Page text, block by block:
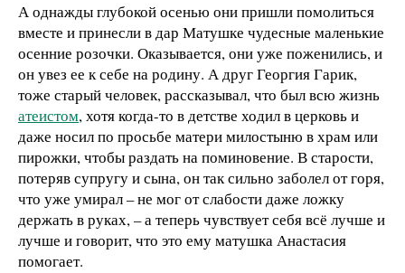
А однажды глубокой осенью они пришли помолиться
вместе и принесли в дар Матушке чудесные маленькие
осенние розочки. Оказывается, они уже поженились, и
он увез ее к себе на родину. А друг Георгия Гарик,
тоже старый человек, рассказывал, что был всю жизнь
атеистом, хотя когда-то в детстве ходил в церковь и
даже носил по просьбе матери милостыню в храм или
пирожки, чтобы раздать на поминовение. В старости,
потеряв супругу и сына, он так сильно заболел от горя,
что уже умирал – не мог от слабости даже ложку
держать в руках, – а теперь чувствует себя всё лучше и
лучше и говорит, что это ему матушка Анастасия
помогает.